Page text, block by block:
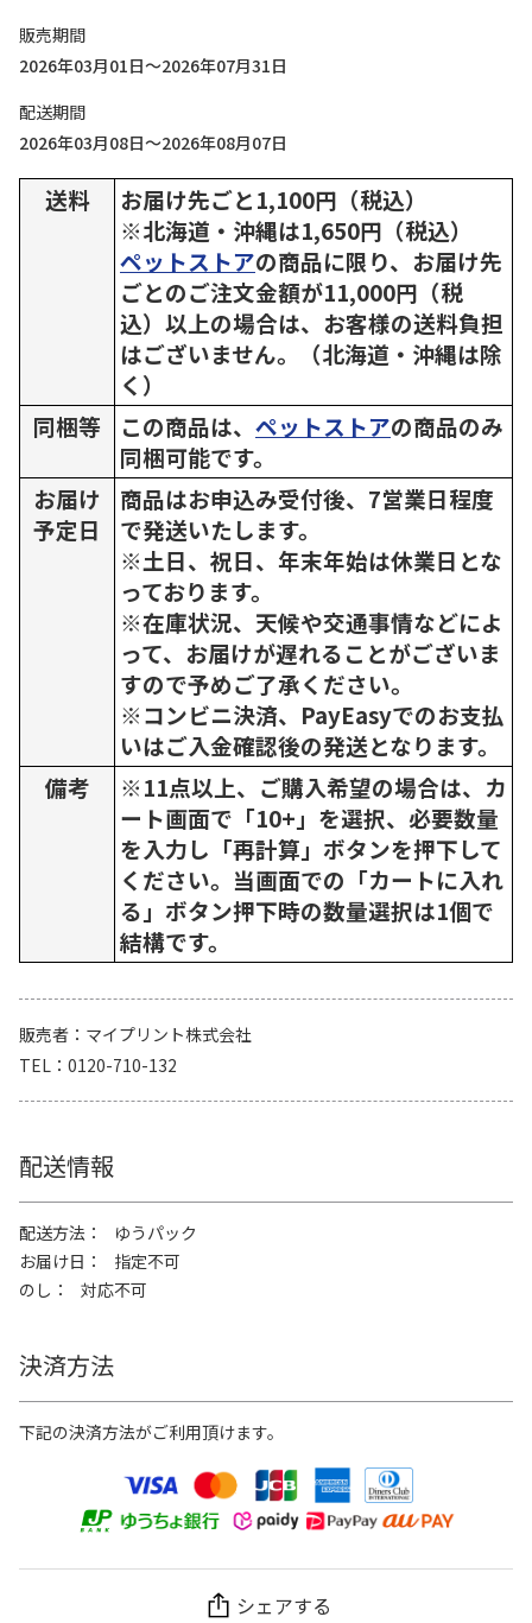
販売期間
2026年03月01日～2026年07月31日
配送期間
2026年03月08日～2026年08月07日
送料
お届け先ごと1,100円（税込）
※北海道・沖縄は1,650円（税込）
ペットストアの商品に限り、お届け先
ごとのご注文金額が11,000円（税
込）以上の場合は、お客様の送料負担
はございません。（北海道・沖縄は除
く）
同梱等
この商品は、 ペットストアの商品のみ
同梱可能です。
お届け
予定日
商品はお申込み受付後、7営業日程度
で発送いたします。
※土日、祝日、年末年始は休業日とな
っております。
※在庫状況、天候や交通事情などによ
って、お届けが遅れることがございま
すので予めご了承ください。
※コンビニ決済、PayEasyでのお支払
いはご入金確認後の発送となります。
備考
※11点以上、ご購入希望の場合は、カ
ート画面で「10+」を選択、必要数量
を入力し「再計算」ボタンを押下して
ください。当画面での「カートに入れ
る」ボタン押下時の数量選択は1個で
結構です。
販売者
マイプリント株式会社
TEL
0120-710-132
配送情報
配送方法
ゆうパック
お届け日
指定不可
のし
対応不可
決済方法
下記の決済方法がご利用頂けます。
シェアする